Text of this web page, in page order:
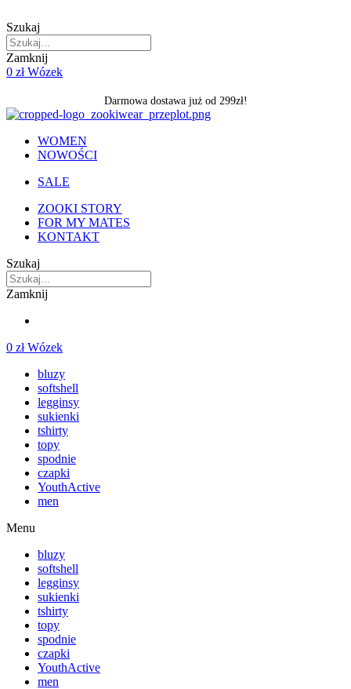
to
content
Szukaj
Zamknij
0 zł Wózek
Darmowa dostawa już od 299zł!
WOMEN
NOWOŚCI
SALE
ZOOKI STORY
FOR MY MATES
KONTAKT
Szukaj
Zamknij
0 zł Wózek
bluzy
softshell
legginsy
sukienki
tshirty
topy
spodnie
czapki
YouthActive
men
Menu
bluzy
softshell
legginsy
sukienki
tshirty
topy
spodnie
czapki
YouthActive
men